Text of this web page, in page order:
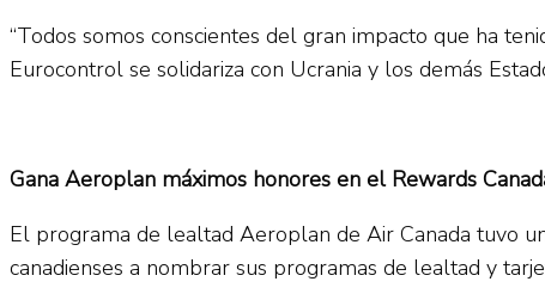
“Todos somos conscientes del gran impacto que ha
Eurocontrol se solidariza con Ucrania y los demás
Gana Aeroplan máximos honores en el Rewards
El programa de lealtad Aeroplan de Air Canada tuvo
canadienses a nombrar sus programas de lealtad y